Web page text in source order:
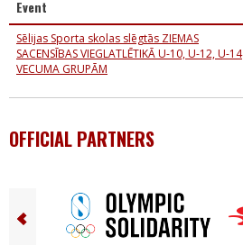
Event
Sēlijas Sporta skolas slēgtās ZIEMAS
SACENSĪBAS VIEGLATLĒTIKĀ U-10, U-12, U-14
VECUMA GRUPĀM
OFFICIAL PARTNERS